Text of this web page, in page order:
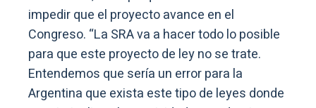
impedir que el proyecto avance en el
Congreso. “La SRA va a hacer todo lo posible
para que este proyecto de ley no se trate.
Entendemos que sería un error para la
Argentina que exista este tipo de leyes donde